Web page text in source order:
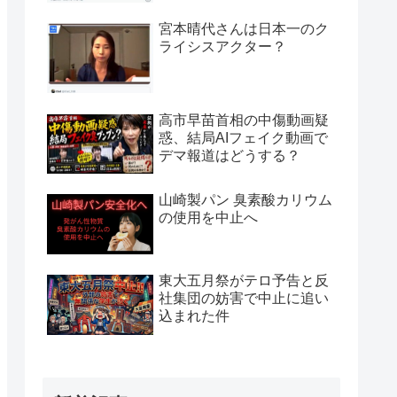
宮本晴代さんは日本一のク
ライシスアクター？
高市早苗首相の中傷動画疑
惑、結局AIフェイク動画で
デマ報道はどうする？
山崎製パン 臭素酸カリウム
の使用を中止へ
東大五月祭がテロ予告と反
社集団の妨害で中止に追い
込まれた件